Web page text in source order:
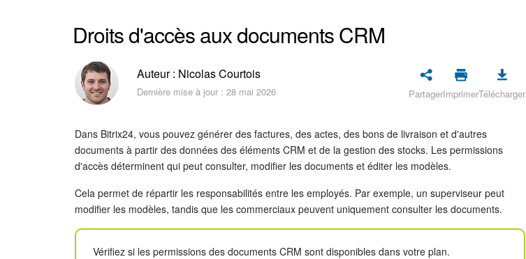
Droits d'accès aux documents CRM
Auteur : Nicolas Courtois
Dernière mise à jour : 28 mai 2026 PartagerImprimerTélécharger
Dans Bitrix24, vous pouvez générer des factures, des actes, des bons de livraison et d'autres
documents à partir des données des éléments CRM et de la gestion des stocks. Les permissions
d'accès déterminent qui peut consulter, modifier les documents et éditer les modèles.
Cela permet de répartir les responsabilités entre les employés. Par exemple, un superviseur peut
modifier les modèles, tandis que les commerciaux peuvent uniquement consulter les documents.
Vérifiez si les permissions des documents CRM sont disponibles dans votre plan.